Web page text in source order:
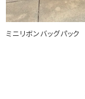
ミニリボンバッグパック